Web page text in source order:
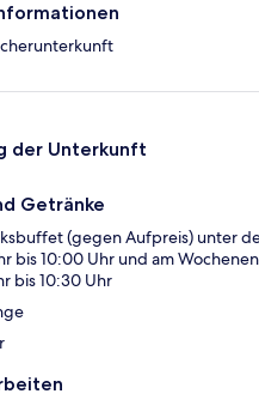
der Unterkunft
Getränke
(gegen Aufpreis) unter
bis 10:00 Uhr und am
bis 10:30 Uhr